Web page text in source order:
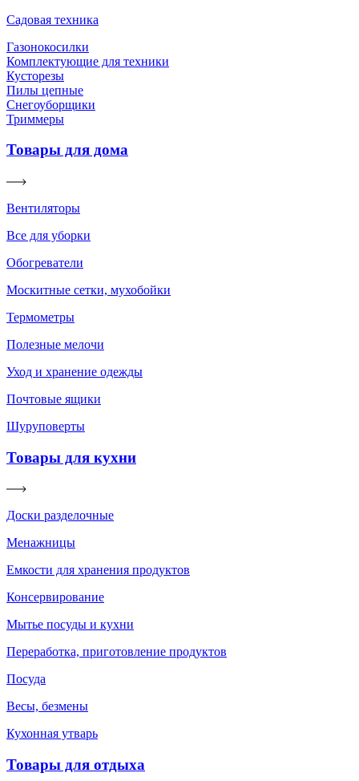
Садовая техника
Газонокосилки
Комплектующие для техники
Кусторезы
Пилы цепные
Снегоуборщики
Триммеры
Товары для дома
Вентиляторы
Все для уборки
Обогреватели
Москитные сетки, мухобойки
Термометры
Полезные мелочи
Уход и хранение одежды
Почтовые ящики
Шуруповерты
Товары для кухни
Доски разделочные
Менажницы
Емкости для хранения продуктов
Консервирование
Мытье посуды и кухни
Переработка, приготовление продуктов
Посуда
Весы, безмены
Кухонная утварь
Товары для отдыха